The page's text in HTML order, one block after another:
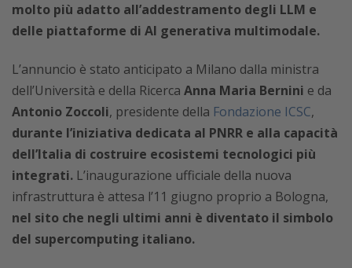
molto più adatto all’addestramento degli LLM e
delle piattaforme di AI generativa multimodale.
L’annuncio è stato anticipato a Milano dalla ministra
dell’Università e della Ricerca Anna Maria Bernini e da
Antonio Zoccoli, presidente della Fondazione ICSC,
durante l’iniziativa dedicata al PNRR e alla capacità
dell’Italia di costruire ecosistemi tecnologici più
integrati. L’inaugurazione ufficiale della nuova
infrastruttura è attesa l’11 giugno proprio a Bologna,
nel sito che negli ultimi anni è diventato il simbolo
del supercomputing italiano.